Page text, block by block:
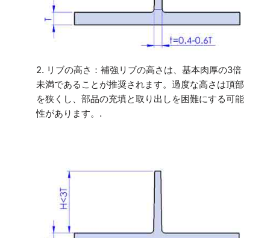
2. リブの高さ：補強リブの高さは、基本肉厚の3倍
未満であることが推奨されます。過度な高さは頂部
を狭くし、部品の充填と取り出しを困難にする可能
性があります。.